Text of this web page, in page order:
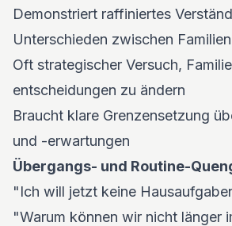
Demonstriert raffiniertes
Unterschieden zwischen Familien
Oft strategischer Versuch,
entscheidungen zu ändern
Braucht klare Grenzensetzung
und -erwartungen
Übergangs- und Routine-
"Ich will jetzt keine
"Warum können wir nicht länger